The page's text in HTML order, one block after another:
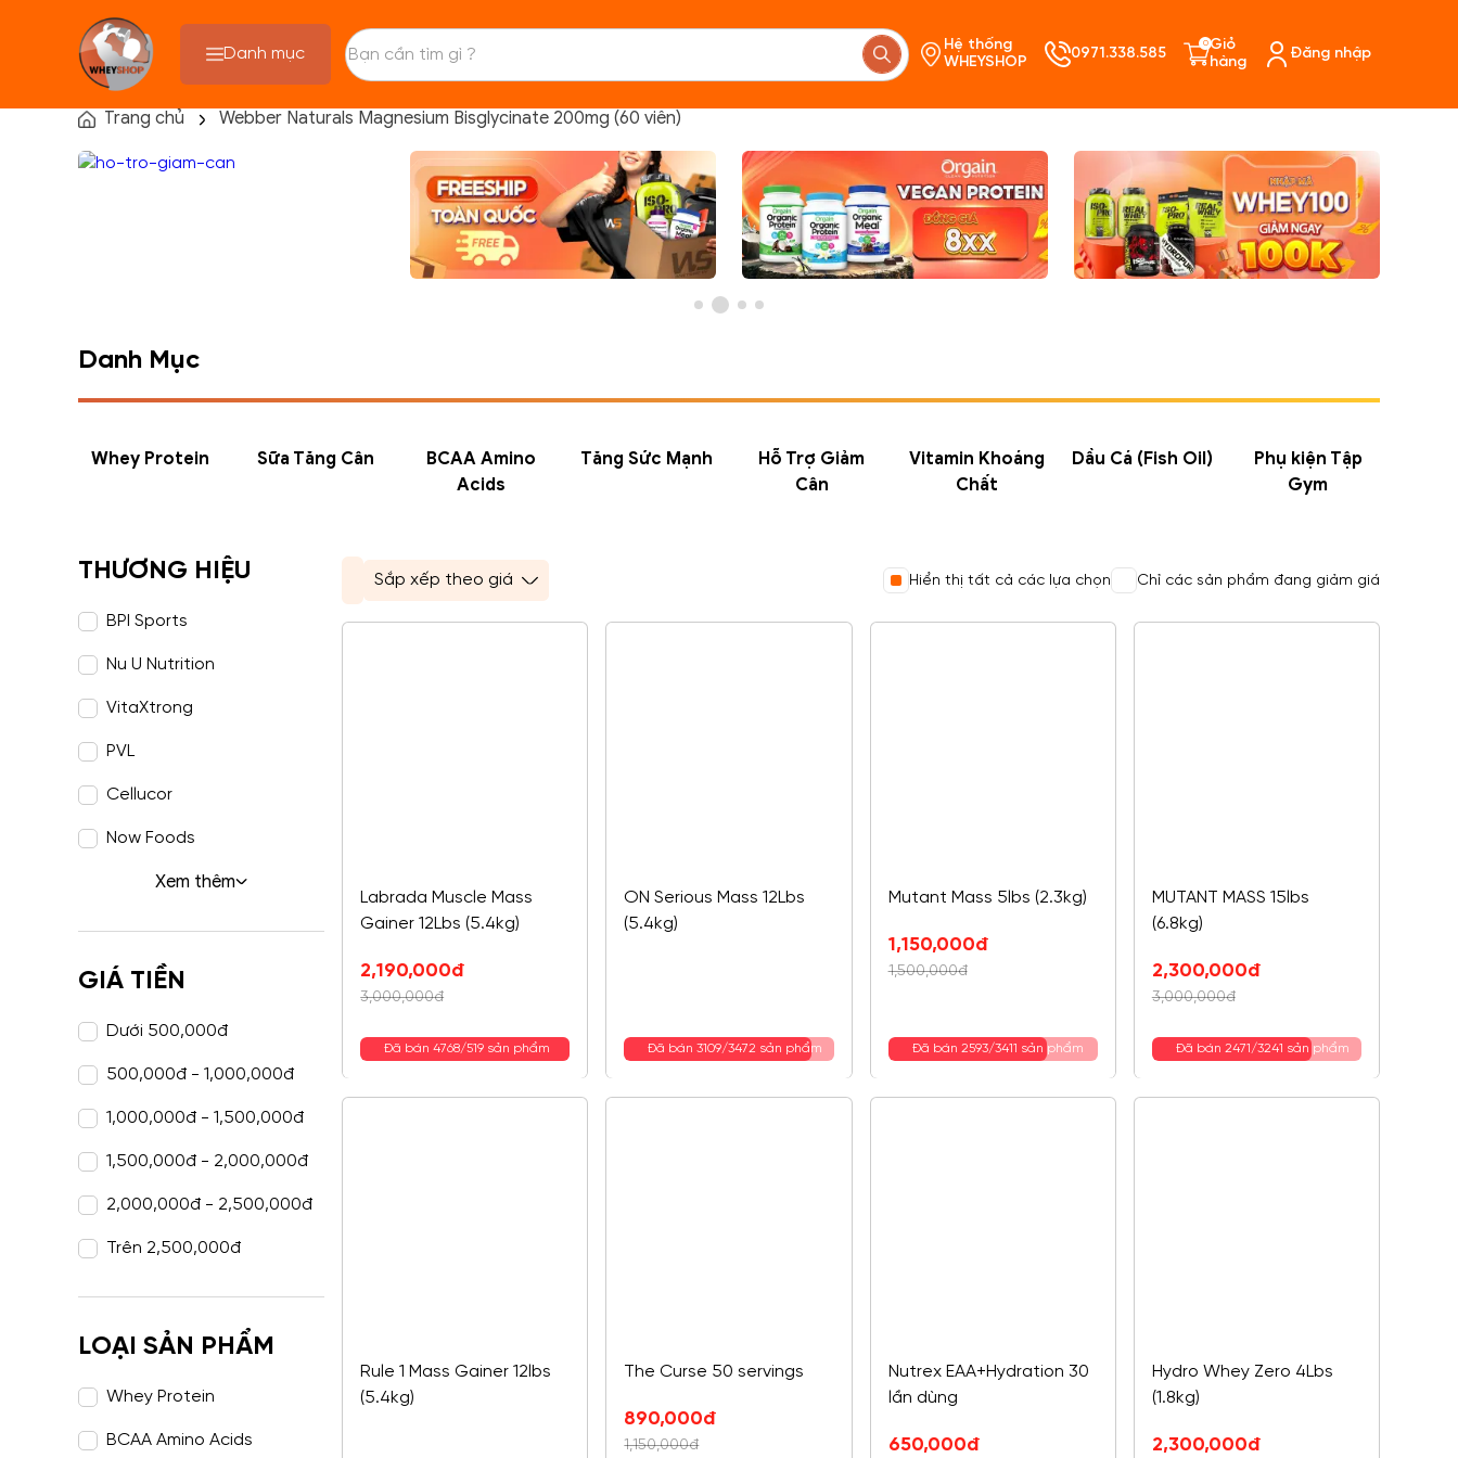
Danh mục
FLASH SALE
Hệ thống
WHEYSHOP
0971.338.585
0Giỏ
hàng
Đăng nhập
Trang chủ Webber Naturals Magnesium Bisglycinate 200mg (60 viên)
Danh Mục
Whey Protein Sữa Tăng Cân
BCAA Amino
Acids
Tăng Sức Mạnh
Hỗ Trợ Giảm
Cân
Vitamin Khoáng
Chất
Dầu Cá (Fish Oil)
Phụ kiện Tập
Gym
THƯƠNG HIỆU
BPI Sports
Nu U Nutrition
VitaXtrong
PVL
Cellucor
Now Foods
Xem thêm
GIÁ TIỀN
Dưới 500,000đ
500,000đ - 1,000,000đ
1,000,000đ - 1,500,000đ
1,500,000đ - 2,000,000đ
2,000,000đ - 2,500,000đ
Trên 2,500,000đ
LOẠI SẢN PHẨM
Whey Protein
BCAA Amino Acids
Hiển thị tất cả các lựa chọn Chỉ các sản phẩm đang giảm giá
Labrada Muscle Mass
Gainer 12Lbs (5.4kg)
3,000,000đ
Giá
gốc
3,000,000đ.
2,190,000đ
Giá
hiện
là:
Đã bán 4768/519 sản phẩm
ON Serious Mass 12Lbs
(5.4kg)
Đã bán 3109/3472 sản phẩm
Mutant Mass 5lbs (2.3kg)
1,500,000đ
Giá
gốc
1,150,000đ
Giá
hiện
1,150,000đ.
Đã bán 2593/3411 sản phẩm
MUTANT MASS 15lbs
(6.8kg)
3,000,000đ
Giá
gốc
3,000,000đ.
2,300,000đ
Giá
hiện
là:
Đã bán 2471/3241 sản phẩm
Rule 1 Mass Gainer 12lbs
(5.4kg)
The Curse 50 servings
1,150,000đ
890,000đ
Nutrex EAA+Hydration 30
lần dùng
650,000đ
Hydro Whey Zero 4Lbs
(1.8kg)
2,300,000đ